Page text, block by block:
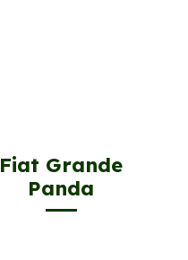
Fiat Grande
Panda